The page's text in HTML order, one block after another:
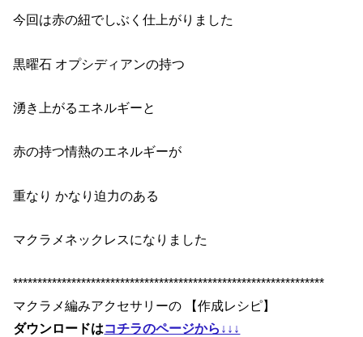
今回は赤の紐でしぶく仕上がりました
黒曜石 オプシディアンの持つ
湧き上がるエネルギーと
赤の持つ情熱のエネルギーが
重なり かなり迫力のある
マクラメネックレスになりました
****************************************************************
マクラメ編みアクセサリーの 【作成レシピ】
ダウンロードはコチラのページから↓↓↓